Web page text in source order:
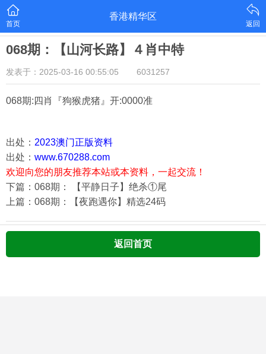
首页
香港精华区
返回
068期：【山河长路】４肖中特
发表于：2025-03-16 00:55:05 6031257
068期:四肖『狗猴虎猪 』开:0000准
出处： 2023澳门正版资料
出处： www.670288.com
欢迎向您的朋友推荐本站或本资料，一起交流！
下篇：068期： 【平静日子】绝杀①尾
上篇：068期：【夜跑遇你】精选24码
返回首页